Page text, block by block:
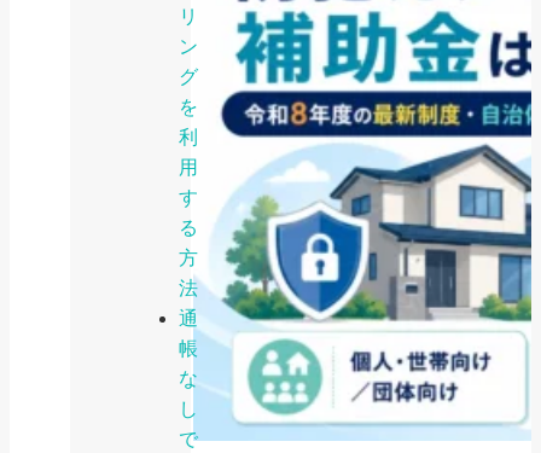
リ
ン
グ
を
利
用
す
る
方
法
通
帳
な
し
で